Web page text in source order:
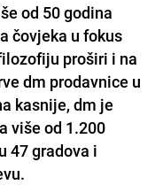
od 50 godina
čovjeka u fokus
proširi i na
dm prodavnice u
kasnije, dm je
više od 1.200
47 gradova i